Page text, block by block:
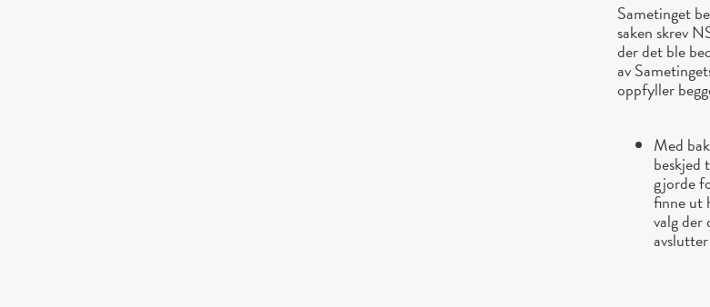
Sametinget
saken skrev
der det ble
av
oppfyller
Med
beskjed
gjorde
finne ut
valg der